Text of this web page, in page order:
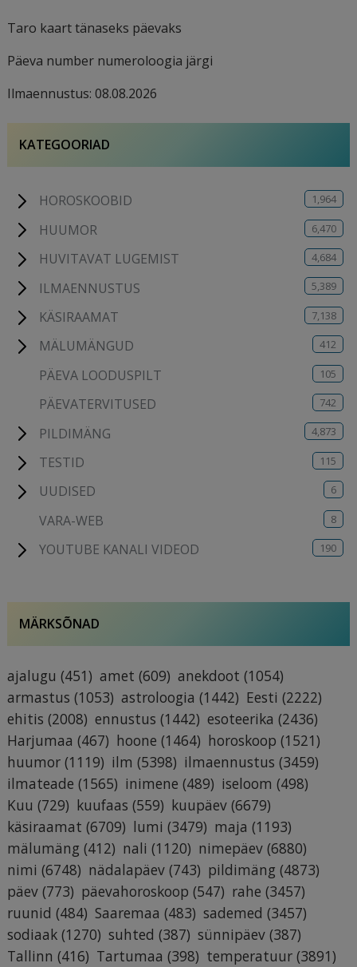
Taro kaart tänaseks päevaks
Päeva number numeroloogia järgi
Ilmaennustus: 08.08.2026
KATEGOORIAD
HOROSKOOBID 1,964
HUUMOR 6,470
HUVITAVAT LUGEMIST 4,684
ILMAENNUSTUS 5,389
KÄSIRAAMAT 7,138
MÄLUMÄNGUD 412
PÄEVA LOODUSPILT 105
PÄEVATERVITUSED 742
PILDIMÄNG 4,873
TESTID 115
UUDISED 6
VARA-WEB 8
YOUTUBE KANALI VIDEOD 190
MÄRKSÕNAD
ajalugu (451) amet (609) anekdoot (1054)
armastus (1053) astroloogia (1442) Eesti (2222)
ehitis (2008) ennustus (1442) esoteerika (2436)
Harjumaa (467) hoone (1464) horoskoop (1521)
huumor (1119) ilm (5398) ilmaennustus (3459)
ilmateade (1565) inimene (489) iseloom (498)
Kuu (729) kuufaas (559) kuupäev (6679)
käsiraamat (6709) lumi (3479) maja (1193)
mälumäng (412) nali (1120) nimepäev (6880)
nimi (6748) nädalapäev (743) pildimäng (4873)
päev (773) päevahoroskoop (547) rahe (3457)
ruunid (484) Saaremaa (483) sademed (3457)
sodiaak (1270) suhted (387) sünnipäev (387)
Tallinn (416) Tartumaa (398) temperatuur (3891)